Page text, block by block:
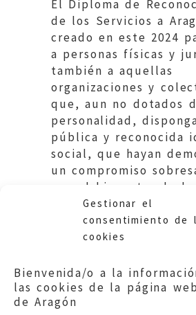
Gestionar el
consentimiento de
cookies
Bienvenida/o a la
las cookies de la página
de Aragón
El Diploma de
de los Servicios a
creado en este 2024
a personas físicas y
también a aquellas
organizaciones y
que, aun no dotados
personalidad,
pública y reconocida
social, que hayan
un compromiso
con el bienestar de la
sociedad, los valores
democráticos y una
contribución